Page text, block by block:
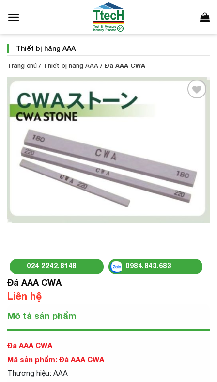
qua
dung
Thiết bị hãng AAA
Trang chủ / Thiết bị hãng AAA / Đá AAA CWA
024 2242.8148 0984.843.683
Đá AAA CWA
Liên hệ
Mô tả sản phẩm
Đá AAA CWA
Mã sản phẩm: Đá AAA CWA
Thương hiệu: AAA